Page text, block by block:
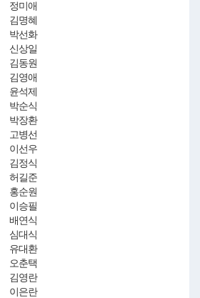
정미애
김명혜
박선화
신상일
김동원
김영애
윤석제
박순식
박장환
고병선
이선우
김정식
허길준
홍순원
이승필
배연식
심대식
유대환
오춘택
김영란
이은란